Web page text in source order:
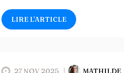
LIRE L’ARTICLE
27 NOV 2025 MATHILDE